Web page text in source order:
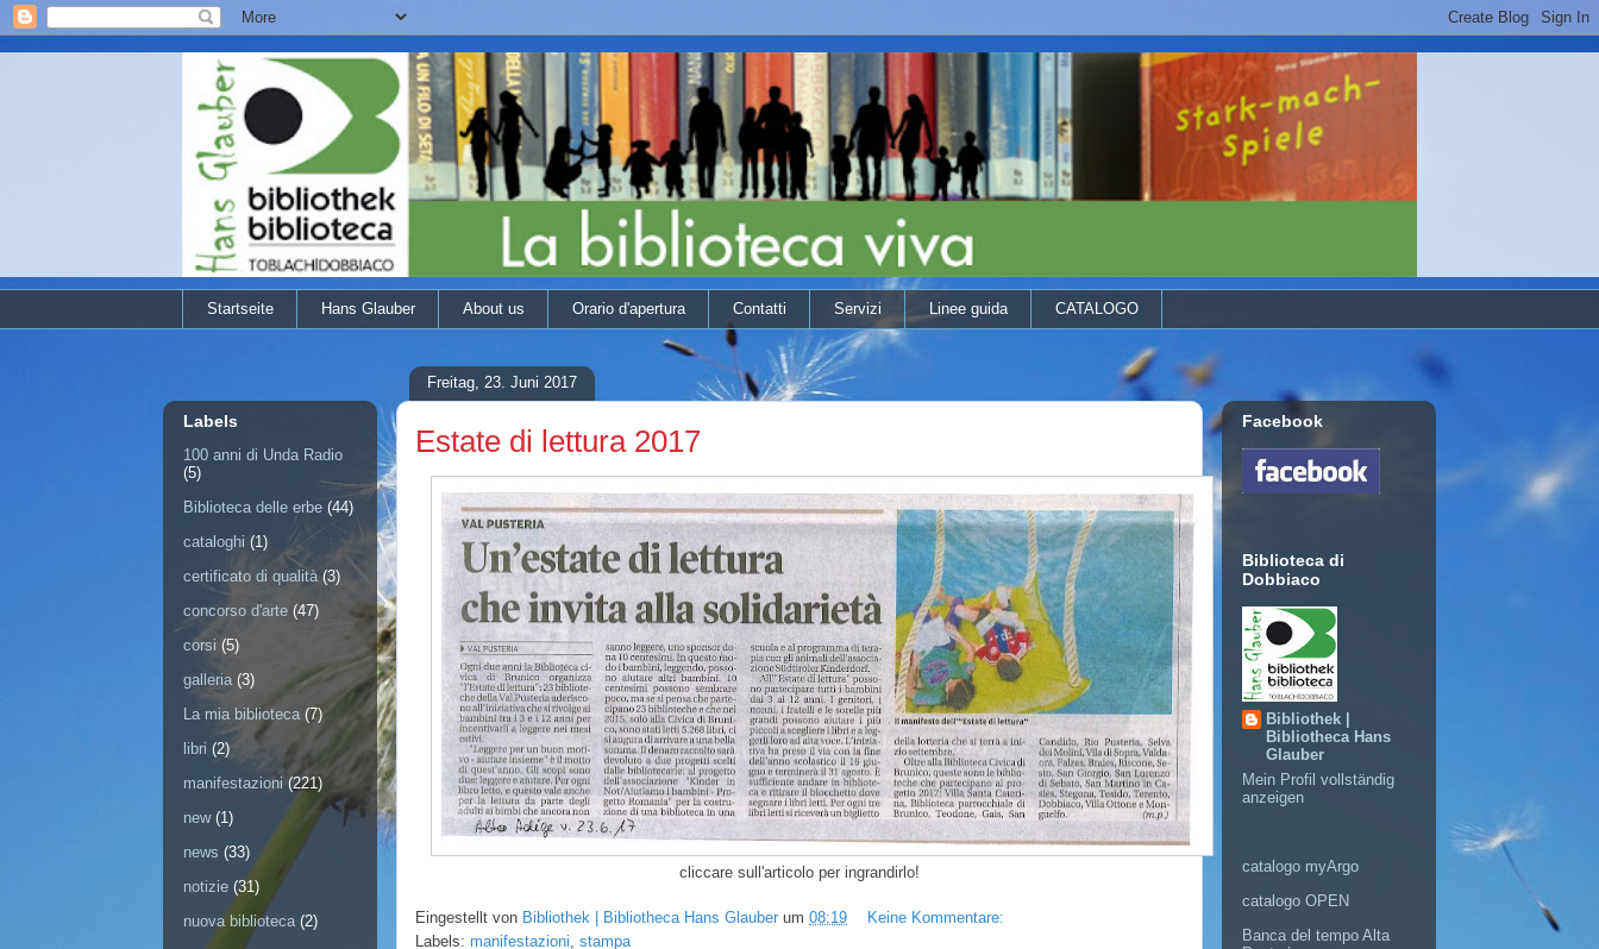
Startseite Hans Glauber About us Orario d'apertura Contatti Servizi Linee guida CATALOGO
Freitag, 23. Juni 2017
Estate di lettura 2017
cliccare sull'articolo per ingrandirlo!
Eingestellt von Bibliothek | Bibliotheca Hans Glauber um 08:19
Keine Kommentare:
Labels: manifestazioni, stampa
Labels
100 anni di Unda Radio
(5)
Biblioteca delle erbe (44)
cataloghi (1)
certificato di qualità (3)
concorso d'arte (47)
corsi (5)
galleria (3)
La mia biblioteca (7)
libri (2)
manifestazioni (221)
new (1)
news (33)
notizie (31)
nuova biblioteca (2)
Facebook
Biblioteca di
Dobbiaco
Bibliothek |
Bibliotheca Hans
Glauber
Mein Profil vollständig
anzeigen
catalogo myArgo
catalogo OPEN
Banca del tempo Alta